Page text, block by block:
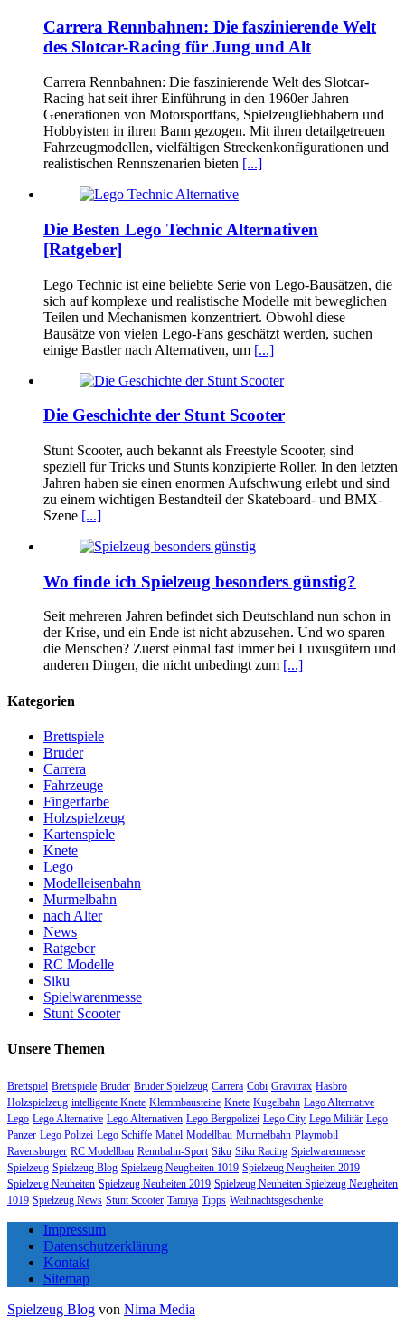
Carrera Rennbahnen: Die faszinierende Welt
des Slotcar-Racing für Jung und Alt
Carrera Rennbahnen: Die faszinierende Welt des Slotcar-
Racing hat seit ihrer Einführung in den 1960er Jahren
Generationen von Motorsportfans, Spielzeugliebhabern und
Hobbyisten in ihren Bann gezogen. Mit ihren detailgetreuen
Fahrzeugmodellen, vielfältigen Streckenkonfigurationen und
realistischen Rennszenarien bieten [...]
Die Besten Lego Technic Alternativen
[Ratgeber]
Lego Technic ist eine beliebte Serie von Lego-Bausätzen, die
sich auf komplexe und realistische Modelle mit beweglichen
Teilen und Mechanismen konzentriert. Obwohl diese
Bausätze von vielen Lego-Fans geschätzt werden, suchen
einige Bastler nach Alternativen, um [...]
Die Geschichte der Stunt Scooter
Stunt Scooter, auch bekannt als Freestyle Scooter, sind
speziell für Tricks und Stunts konzipierte Roller. In den letzten
Jahren haben sie einen enormen Aufschwung erlebt und sind
zu einem wichtigen Bestandteil der Skateboard- und BMX-
Szene [...]
Wo finde ich Spielzeug besonders günstig?
Seit mehreren Jahren befindet sich Deutschland nun schon in
der Krise, und ein Ende ist nicht abzusehen. Und wo sparen
die Menschen? Zuerst einmal fast immer bei Luxusgütern und
anderen Dingen, die nicht unbedingt zum [...]
Kategorien
Brettspiele
Bruder
Carrera
Fahrzeuge
Fingerfarbe
Holzspielzeug
Kartenspiele
Knete
Lego
Modelleisenbahn
Murmelbahn
nach Alter
News
Ratgeber
RC Modelle
Siku
Spielwarenmesse
Stunt Scooter
Unsere Themen
Brettspiel Brettspiele Bruder Bruder Spielzeug Carrera Cobi Gravitrax Hasbro
Holzspielzeug intelligente Knete Klemmbausteine Knete Kugelbahn Lago Alternative
Lego Lego Alternative Lego Alternativen Lego Bergpolizei Lego City Lego Militär Lego
Panzer Lego Polizei Lego Schiffe Mattel Modellbau Murmelbahn Playmobil
Ravensburger RC Modellbau Rennbahn-Sport Siku Siku Racing Spielwarenmesse
Spielzeug Spielzeug Blog Spielzeug Neugheiten 1019 Spielzeug Neugheiten 2019
Spielzeug Neuheiten Spielzeug Neuheiten 2019 Spielzeug Neuheiten Spielzeug Neugheiten
1019 Spielzeug News Stunt Scooter Tamiya Tipps Weihnachtsgeschenke
Impressum
Datenschutzerklärung
Kontakt
Sitemap
Spielzeug Blog von Nima Media